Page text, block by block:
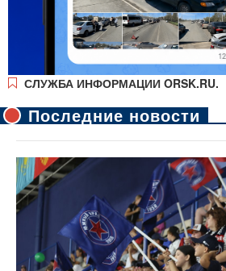
СЛУЖБА ИНФОРМАЦИИ ORSK.RU.
Последние новости